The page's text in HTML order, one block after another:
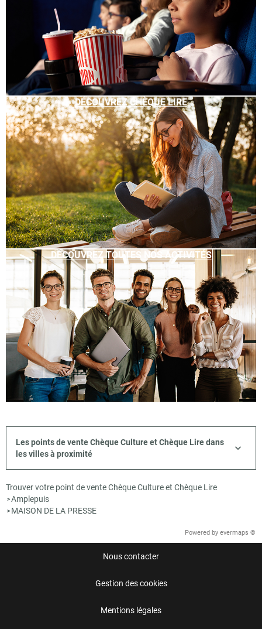
DÉCOUVREZ CHÈQUE LIRE
DÉCOUVREZ TOUTES NOS ACTIVITÉS
Les points de vente Chèque Culture et Chèque Lire dans
les villes à proximité
Trouver votre point de vente Chèque Culture et Chèque Lire
>Amplepuis
> MAISON DE LA PRESSE
Powered by evermaps ©
Nous contacter
Gestion des cookies
Mentions légales